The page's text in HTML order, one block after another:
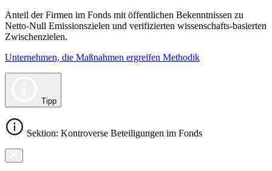
Anteil der Firmen im Fonds mit öffentlichen Bekenntnissen zu
Netto-Null Emissionszielen und verifizierten wissenschafts-basierten
Zwischenzielen.
Unternehmen, die Maßnahmen ergreifen Methodik
Tipp
Sektion: Kontroverse Beteiligungen im Fonds